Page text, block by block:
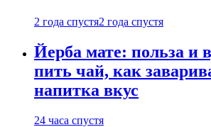
2 года спустя2 года спустя
Йерба мате: польза и
пить чай, как
напитка вкус
24 часа спустя